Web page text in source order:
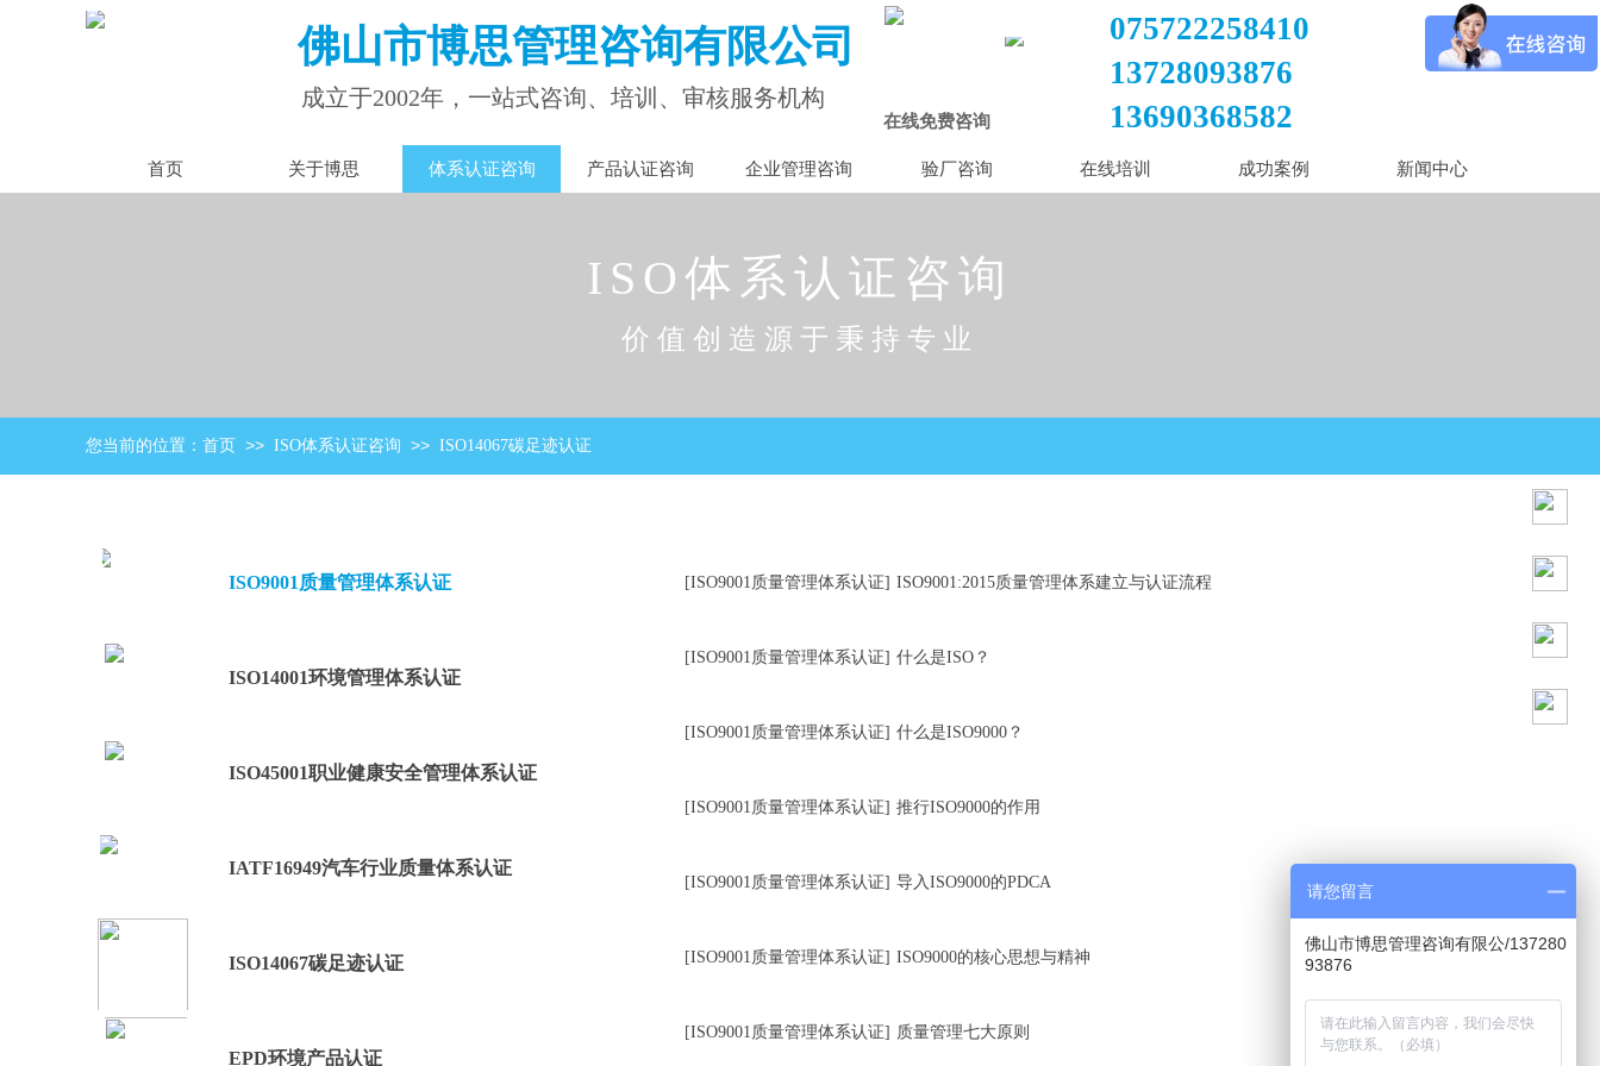
ISO体系认证咨询
价值创造源于秉持专业
首页 >> ISO体系认证咨询 >> ISO14067碳足迹认证
您当前的位置：
ISO9001质量管理体系认证
ISO14001环境管理体系认证
ISO45001职业健康安全管理体系认证
IATF16949汽车行业质量体系认证
ISO14067碳足迹认证
EPD环境产品认证
[ISO9001质量管理体系认证] ISO9001:2015质量管理体系建立与认证流程
[ISO9001质量管理体系认证] 什么是ISO？
[ISO9001质量管理体系认证] 什么是ISO9000？
[ISO9001质量管理体系认证] 推行ISO9000的作用
[ISO9001质量管理体系认证] 导入ISO9000的PDCA
[ISO9001质量管理体系认证] ISO9000的核心思想与精神
[ISO9001质量管理体系认证] 质量管理七大原则
佛山市博思管理咨询有限公司
成立于2002年， 一站式咨询、培训、审核服务机构
075722258410
13728093876
13690368582
首页 关于博思 体系认证咨询 产品认证咨询 企业管理咨询 验厂咨询 在线培训 成功案例 新闻中心
在线免费咨询
请您留言
佛山市博思管理咨询有限公/137280
93876